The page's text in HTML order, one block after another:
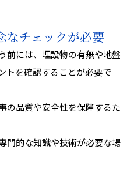
なチェックが必要
前には、埋設物の有無や地盤
トを確認することが必要で
の品質や安全性を保障するた
門的な知識や技術が必要な場